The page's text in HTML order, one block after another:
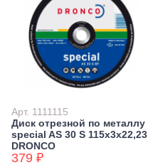
Арт. 1111115
Диск отрезной по металлу
special AS 30 S 115х3х22,23
DRONCO
379 ₽